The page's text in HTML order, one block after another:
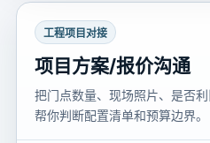
工程项目对接
项目方案/报价沟通
把门点数量、现场照片、是否
帮你判断配置清单和预算边界。